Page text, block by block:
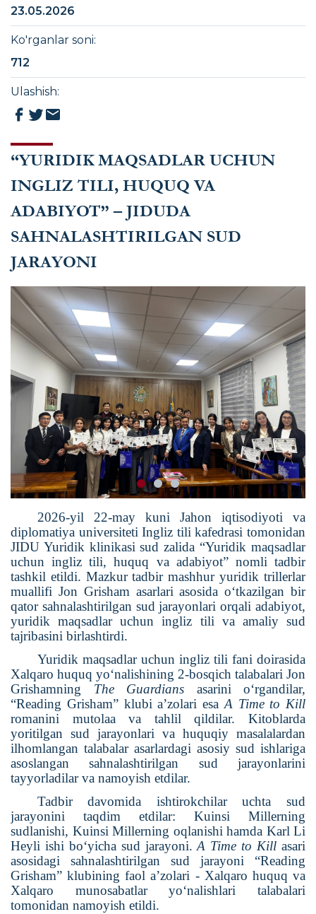
“YURIDIK MAQSADLAR UCHUN
INGLIZ TILI, HUQUQ VA
ADABIYOT” – JIDUDA
SAHNALASHTIRILGAN SUD
JARAYONI
2026-yil 22-may kuni Jahon iqtisodiyoti va
diplomatiya universiteti Ingliz tili kafedrasi tomonidan
JIDU Yuridik klinikasi sud zalida “Yuridik maqsadlar
uchun ingliz tili, huquq va adabiyot” nomli tadbir
tashkil etildi. Mazkur tadbir mashhur yuridik trillerlar
muallifi Jon Grisham asarlari asosida o‘tkazilgan bir
qator sahnalashtirilgan sud jarayonlari orqali adabiyot,
yuridik maqsadlar uchun ingliz tili va amaliy sud
tajribasini birlashtirdi.
Yuridik maqsadlar uchun ingliz tili fani doirasida
Xalqaro huquq yo‘nalishining 2-bosqich talabalari Jon
Grishamning The Guardians asarini o‘rgandilar,
“Reading Grisham” klubi a’zolari esa A Time to Kill
romanini mutolaa va tahlil qildilar. Kitoblarda
yoritilgan sud jarayonlari va huquqiy masalalardan
ilhomlangan talabalar asarlardagi asosiy sud ishlariga
asoslangan sahnalashtirilgan sud jarayonlarini
tayyorladilar va namoyish etdilar.
Tadbir davomida ishtirokchilar uchta sud
jarayonini taqdim etdilar: Kuinsi Millerning
sudlanishi, Kuinsi Millerning oqlanishi hamda Karl Li
Heyli ishi bo‘yicha sud jarayoni.A Time to Kill asari
asosidagi sahnalashtirilgan sud jarayoni “Reading
Grisham” klubining faol a’zolari - Xalqaro huquq va
Xalqaro munosabatlar yo‘nalishlari talabalari
tomonidan namoyish etildi.
23.05.2026
Ko'rganlar soni:
712
Ulashish: